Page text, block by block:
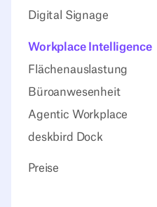
Digital Signage
Workplace Intelligence
Flächenauslastung
Büroanwesenheit
Agentic Workplace
deskbird Dock
Preise